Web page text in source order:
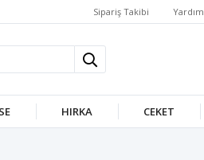
Sipariş Takibi Yardım
HIRKA CEKET